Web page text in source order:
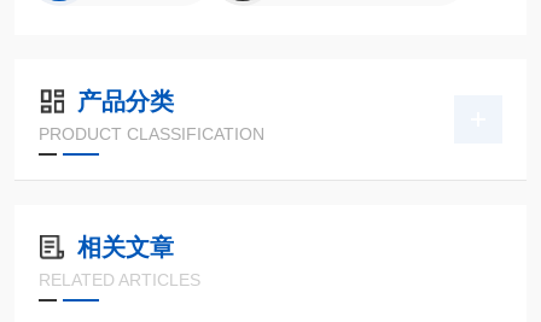
产品分类
PRODUCT CLASSIFICATION
相关文章
RELATED ARTICLES